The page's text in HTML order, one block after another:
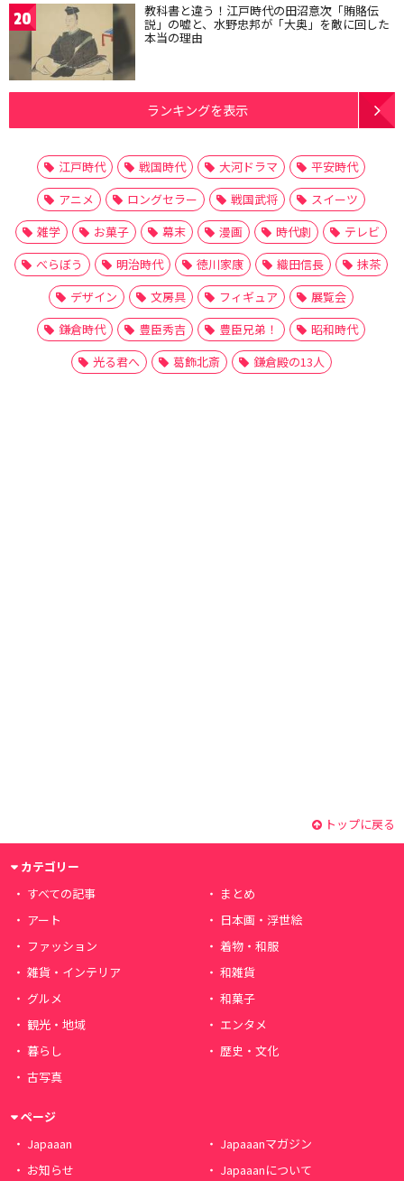
20 教科書と違う！江戸時代の田沼意次「賄賂伝
説」の嘘と、水野忠邦が「大奥」を敵に回した
本当の理由
ランキングを表示
江戸時代 戦国時代 大河ドラマ
平安時代
アニメ
ロングセラー 戦国武将
スイーツ
雑学
お菓子 幕末 漫画 時代劇
テレビ
べらぼう
明治時代 徳川家康 織田信長
抹茶
デザイン
文房具 フィギュア
展覧会
鎌倉時代
豊臣秀吉 豊臣兄弟！
昭和時代
光る君へ
葛飾北斎 鎌倉殿の13人
トップに戻る
カテゴリー
すべての記事
まとめ
アート
日本画・浮世絵
ファッション
着物・和服
雑貨・インテリア
和雑貨
グルメ
和菓子
観光・地域
エンタメ
暮らし
歴史・文化
古写真
ページ
Japaaan
Japaaanマガジン
お知らせ
Japaaanについて